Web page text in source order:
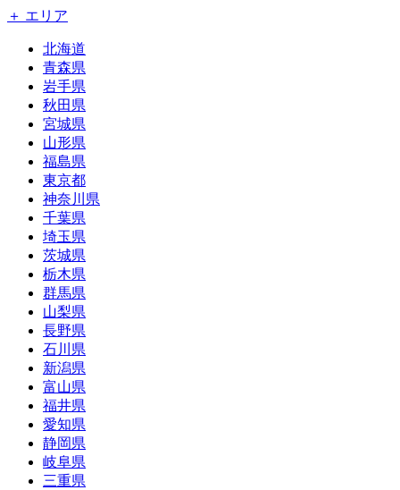
＋ エリア
北海道
青森県
岩手県
秋田県
宮城県
山形県
福島県
東京都
神奈川県
千葉県
埼玉県
茨城県
栃木県
群馬県
山梨県
長野県
石川県
新潟県
富山県
福井県
愛知県
静岡県
岐阜県
三重県